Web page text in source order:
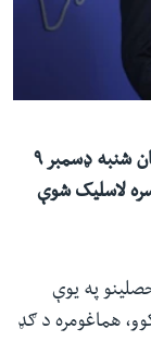
د ایران د بهرنیو چارو وزیر امیر حسین عبداللهایان شنبه ډسمبر ۹
سره لاسلیک شوې
په یوې
هماغومره د ګډ